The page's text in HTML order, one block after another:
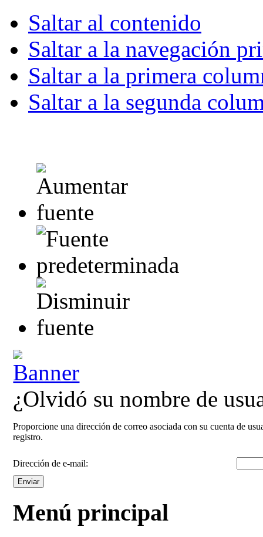
Saltar al contenido
Saltar a la navegación
Saltar a la primera
Saltar a la segunda
¿Olvidó su nombre de
Proporcione una dirección de correo asociada con su cuenta de
registro.
Dirección de e-mail:
Enviar
Menú principal